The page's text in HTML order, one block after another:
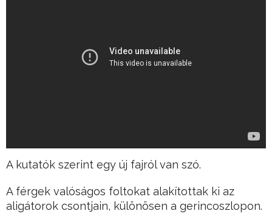
A kutatók szerint egy új fajról van szó.
A férgek valóságos foltokat alakítottak ki az
aligátorok csontjain, különösen a gerincoszlopon.